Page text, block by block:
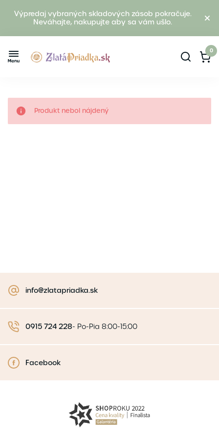
Výpredaj vybraných skladových zásob pokračuje.
Neváhajte, nakupujte aby sa vám ušlo.
0
Produkt nebol nájdený
info@zlatapriadka.sk
0915 724 228- Po-Pia 8:00-15:00
Facebook